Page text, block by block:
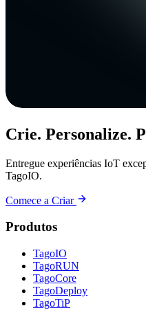
Crie. Personalize.
Entregue experiências IoT
TagoIO.
Comece a Criar
Produtos
TagoIO
TagoRUN
TagoCore
TagoDeploy
TagoTiP